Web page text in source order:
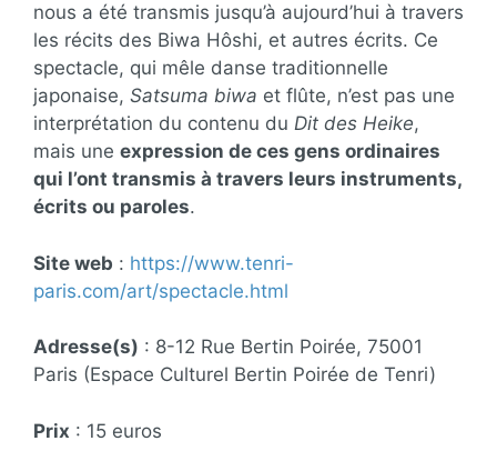
nous a été transmis jusqu’à aujourd’hui à travers
les récits des Biwa Hôshi, et autres écrits. Ce
spectacle, qui mêle danse traditionnelle
japonaise, Satsuma biwa et flûte, n’est pas une
interprétation du contenu du Dit des Heike,
mais une expression de ces gens ordinaires
qui l’ont transmis à travers leurs instruments,
écrits ou paroles.
Site web : https://www.tenri-
paris.com/art/spectacle.html
Adresse(s) : 8-12 Rue Bertin Poirée, 75001
Paris (Espace Culturel Bertin Poirée de Tenri)
Prix : 15 euros